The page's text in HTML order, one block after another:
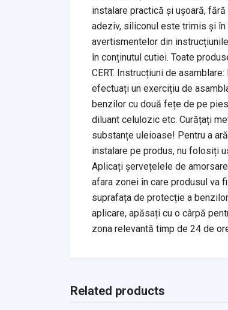
instalare practică și ușoară,
adeziv, siliconul este trimis și
avertismentelor din
în conținutul cutiei. Toate
CERT. Instrucțiuni de
efectuați un exercițiu de
benzilor cu două fețe de pe
diluant celulozic etc. Curățați
substanțe uleioase! Pentru a
instalare pe produs, nu folosiți
Aplicați șervețelele de
afara zonei în care produsul va
suprafața de protecție a
aplicare, apăsați cu o cârpă
zona relevantă timp de 24 de
Related products